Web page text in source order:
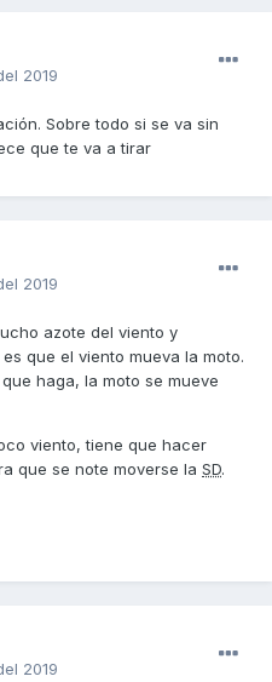
2019
Sobre todo si se va sin
que te va a tirar
2019
azote del viento y
que el viento mueva la moto.
haga, la moto se mueve
viento, tiene que hacer
que se note moverse la SD.
2019